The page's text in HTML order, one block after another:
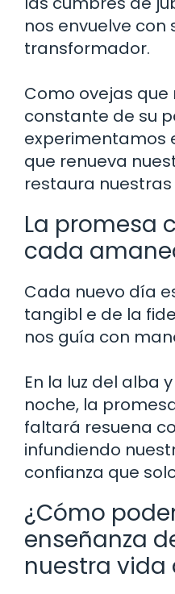
nos envuelve con
transformador.
Como ovejas
constante de su
experimentamos
que renueva
restaura
La promesa
cada
Cada nuevo día
tangibl e de la
nos guía con
En la luz del alba
noche, la
faltará resuena
infundiendo
confianza que
¿Cómo
enseñanza
nuestra vida